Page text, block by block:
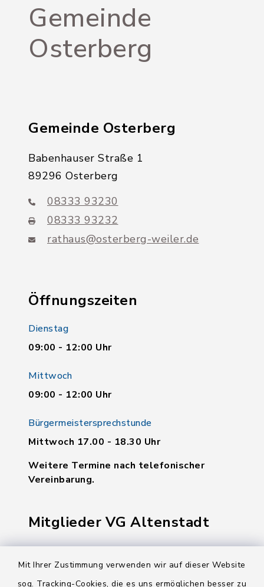
Mit Ihrer Zustimmung verwenden wir auf dieser Website
sog. Tracking-Cookies, die es uns ermöglichen besser zu
Gemeinde
Osterberg
Gemeinde Osterberg
Babenhauser Straße 1
89296 Osterberg
08333 93230
08333 93232
rathaus@osterberg-weiler.de
Öffnungszeiten
Dienstag
09:00 - 12:00 Uhr
Mittwoch
09:00 - 12:00 Uhr
Bürgermeistersprechstunde
Mittwoch 17.00 - 18.30 Uhr
Weitere Termine nach telefonischer
Vereinbarung.
Mitglieder VG Altenstadt
Markt Altenstadt